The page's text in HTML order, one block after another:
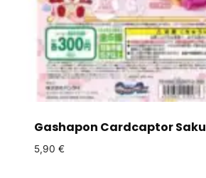
Gashapon Cardcaptor
5,90 €